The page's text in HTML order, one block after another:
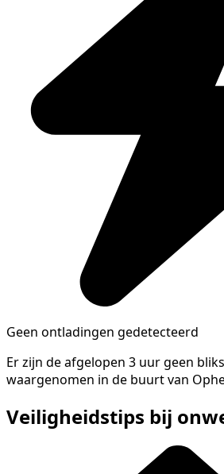
Geen ontladingen gedetecteerd
Er zijn de afgelopen 3 uur geen
waargenomen in de buurt van
Veiligheidstips bij